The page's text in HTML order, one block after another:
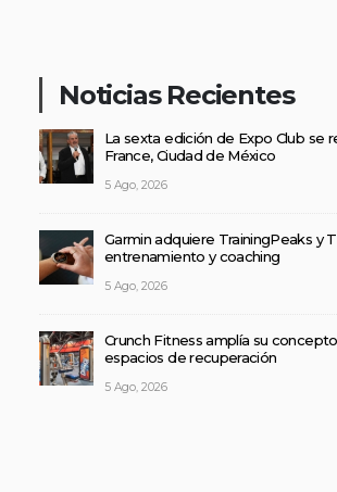
Noticias Recientes
La sexta edición de Expo Club se
France, Ciudad de México
5 Ago, 2026
Garmin adquiere TrainingPeaks y
entrenamiento y coaching
5 Ago, 2026
Crunch Fitness amplía su
espacios de recuperación
5 Ago, 2026